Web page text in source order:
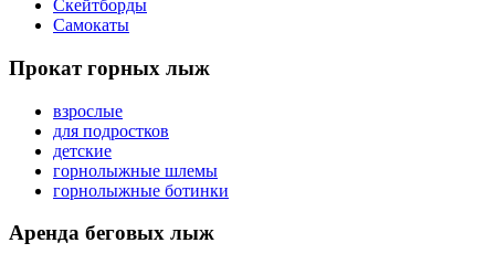
Скейтборды
Самокаты
Прокат горных лыж
взрослые
для подростков
детские
горнолыжные шлемы
горнолыжные ботинки
Аренда беговых лыж